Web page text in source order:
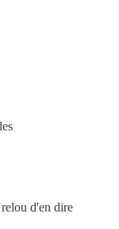
d'en dire